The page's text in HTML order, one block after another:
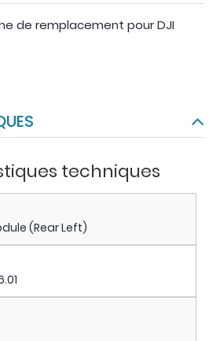
de remplacement pour DJI
techniques
(Rear Left)